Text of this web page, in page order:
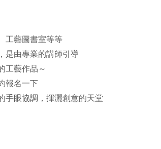
工藝圖書室等等
是由專業的講師引導
工藝作品～
報名一下
手眼協調，揮灑創意的天堂